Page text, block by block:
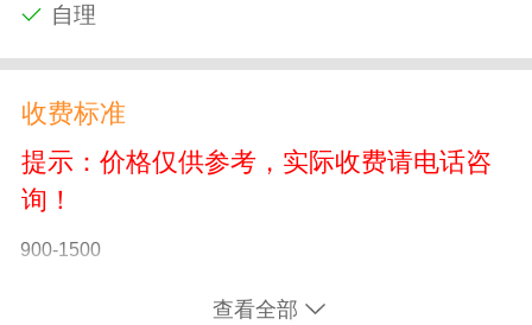
自理
收费标准
提示：价格仅供参考，实际收费请电话咨
询！
900-1500
查看全部